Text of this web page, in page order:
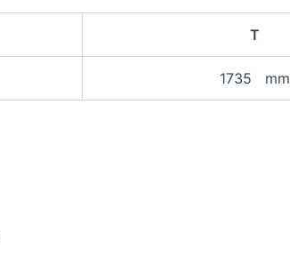
T
1735 mm